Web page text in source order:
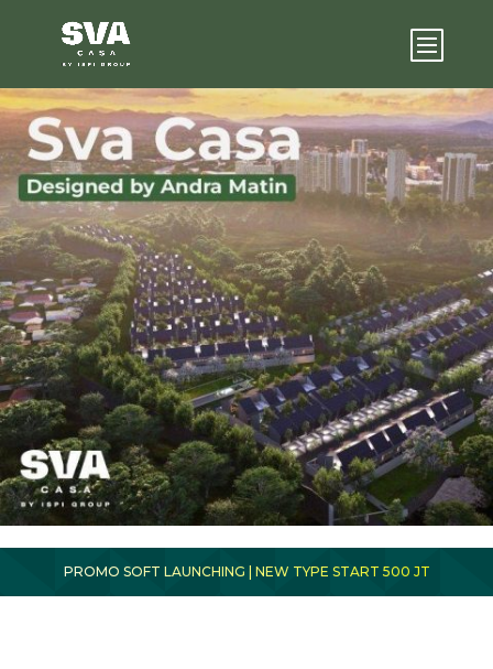
PROMO SOFT LAUNCHING | NEW TYPE START 500 JT